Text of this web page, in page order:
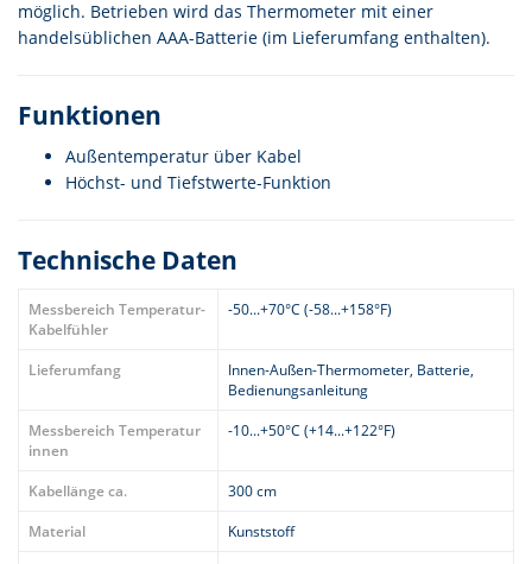
möglich. Betrieben wird das Thermometer mit einer
handelsüblichen AAA-Batterie (im Lieferumfang enthalten).
Funktionen
Außentemperatur über Kabel
Höchst- und Tiefstwerte-Funktion
Technische Daten
Messbereich Temperatur-
Kabelfühler
-50...+70°C (-58...+158°F)
Lieferumfang
Innen-Außen-Thermometer, Batterie,
Bedienungsanleitung
Messbereich Temperatur
innen
-10...+50°C (+14...+122°F)
Kabellänge ca.
300 cm
Material
Kunststoff